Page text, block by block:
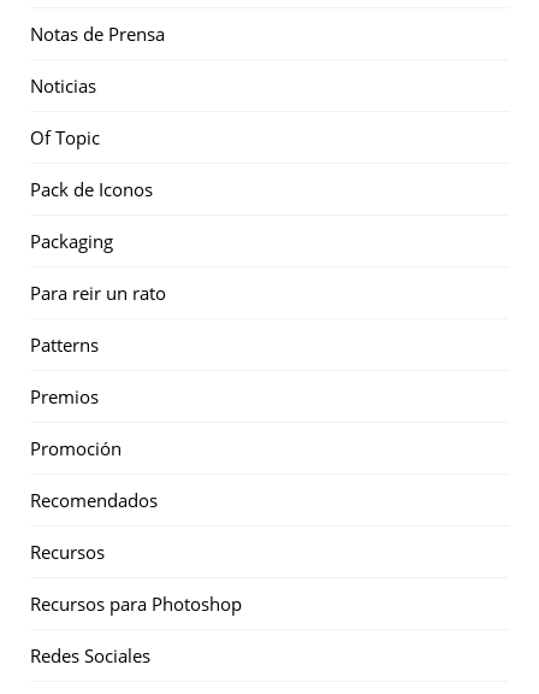
Notas de Prensa
Noticias
Of Topic
Pack de Iconos
Packaging
Para reir un rato
Patterns
Premios
Promoción
Recomendados
Recursos
Recursos para Photoshop
Redes Sociales